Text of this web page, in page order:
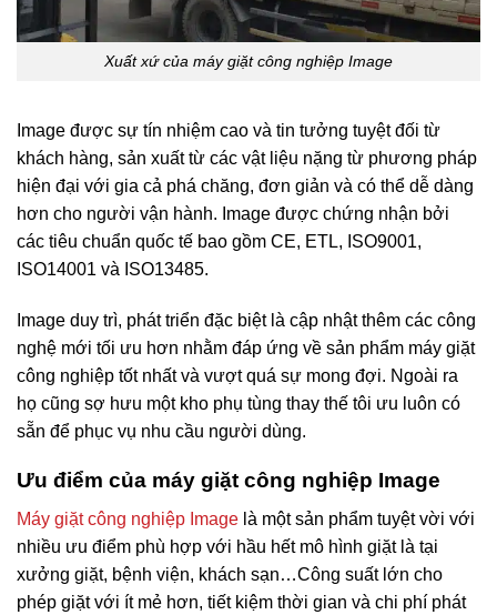
Xuất xứ của máy giặt công nghiệp Image
Image được sự tín nhiệm cao và tin tưởng tuyệt đối từ
khách hàng, sản xuất từ các vật liệu nặng từ phương pháp
hiện đại với gia cả phá chăng, đơn giản và có thể dễ dàng
hơn cho người vận hành. Image được chứng nhận bởi
các tiêu chuẩn quốc tế bao gồm CE, ETL, ISO9001,
ISO14001 và ISO13485.
Image duy trì, phát triển đặc biệt là cập nhật thêm các công
nghệ mới tối ưu hơn nhằm đáp ứng về sản phẩm máy giặt
công nghiệp tốt nhất và vượt quá sự mong đợi. Ngoài ra
họ cũng sợ hưu một kho phụ tùng thay thế tôi ưu luôn có
sẵn để phục vụ nhu cầu người dùng.
Ưu điểm của máy giặt công nghiệp Image
Máy giặt công nghiệp Image là một sản phẩm tuyệt vời với
nhiều ưu điểm phù hợp với hầu hết mô hình giặt là tại
xưởng giặt, bệnh viện, khách sạn…Công suất lớn cho
phép giặt với ít mẻ hơn, tiết kiệm thời gian và chi phí phát